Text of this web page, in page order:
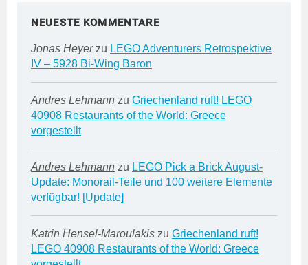
NEUESTE KOMMENTARE
Jonas Heyerzu LEGO Adventurers Retrospektive
IV – 5928 Bi-Wing Baron
Andres Lehmann zu Griechenland ruft! LEGO
40908 Restaurants of the World: Greece
vorgestellt
Andres Lehmann zu LEGO Pick a Brick August-
Update: Monorail-Teile und 100 weitere Elemente
verfügbar! [Update]
Katrin Hensel-Maroulakis zu Griechenland ruft!
LEGO 40908 Restaurants of the World: Greece